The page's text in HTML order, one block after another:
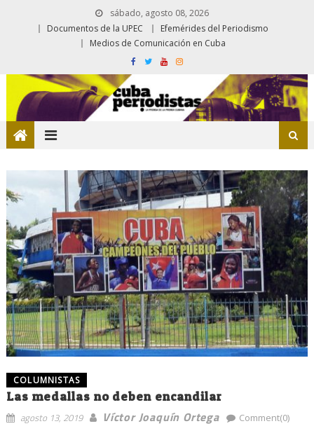
sábado, agosto 08, 2026
Documentos de la UPEC
Efemérides del Periodismo
Medios de Comunicación en Cuba
COLUMNISTAS
Las medallas no deben encandilar
agosto 13, 2019 Víctor Joaquín Ortega Comment(0)